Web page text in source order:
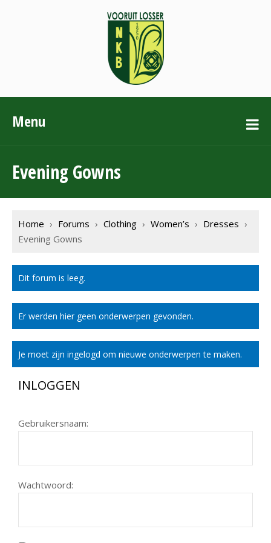
Menu
Evening Gowns
Home › Forums › Clothing › Women’s › Dresses ›
Evening Gowns
Dit forum is leeg.
Er werden hier geen onderwerpen gevonden.
Je moet zijn ingelogd om nieuwe onderwerpen te maken.
INLOGGEN
Gebruikersnaam:
Wachtwoord: